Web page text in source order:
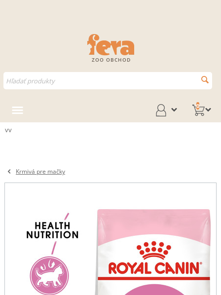
ZOO OBCHOD
0
vv
Krmivá pre mačky